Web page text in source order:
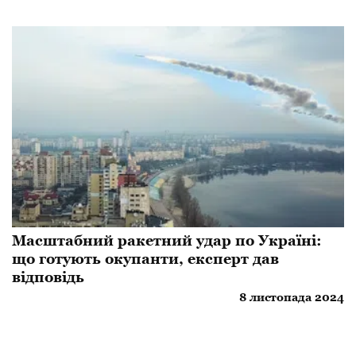
Масштабний ракетний удар по Україні:
що готують окупанти, експерт дав
відповідь
8 листопада 2024